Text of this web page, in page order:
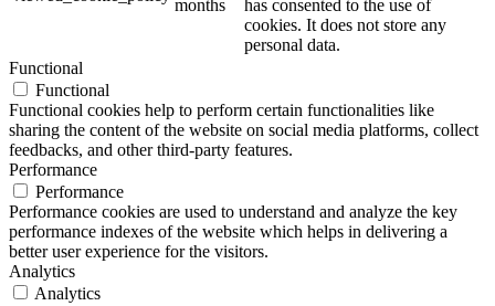
months
has consented to the use of
cookies. It does not store any
personal data.
Functional
Functional
Functional cookies help to perform certain functionalities like
sharing the content of the website on social media platforms, collect
feedbacks, and other third-party features.
Performance
Performance
Performance cookies are used to understand and analyze the key
performance indexes of the website which helps in delivering a
better user experience for the visitors.
Analytics
Analytics